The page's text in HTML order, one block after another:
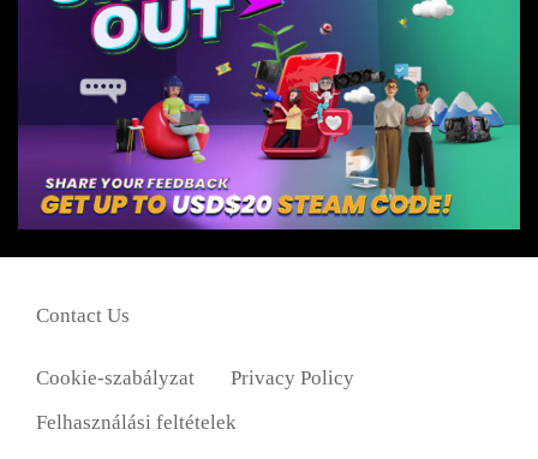
Cookie-szabályzat
Privacy Policy
Felhasználási feltételek
Contact Us